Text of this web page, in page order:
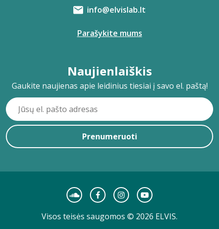
info@elvislab.lt
Parašykite mums
Naujienlaiškis
Gaukite naujienas apie leidinius tiesiai į savo el. paštą!
Prenumeruoti
Visos teisės saugomos © 2026 ELVIS.